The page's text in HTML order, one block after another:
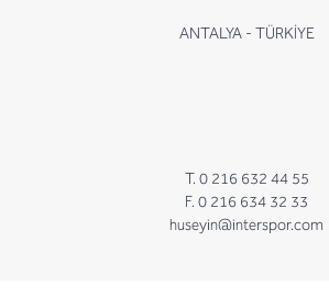
ANTALYA - TÜRKİYE
T. 0 216 632 44 55
F. 0 216 634 32 33
huseyin@interspor.com